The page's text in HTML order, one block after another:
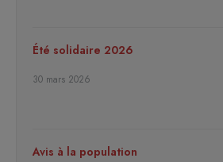
Été solidaire 2026
30 mars 2026
Avis à la population